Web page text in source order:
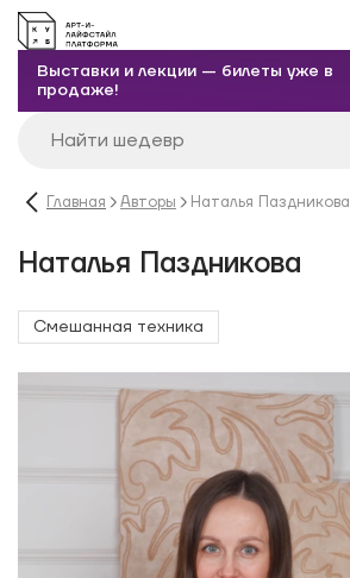
Выставки и лекции — билеты уже в
продаже!
Главная Авторы Наталья Паздникова
Наталья Паздникова
Смешанная техника